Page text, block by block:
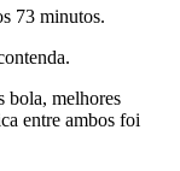
73 minutos.
bola, melhores
entre ambos foi